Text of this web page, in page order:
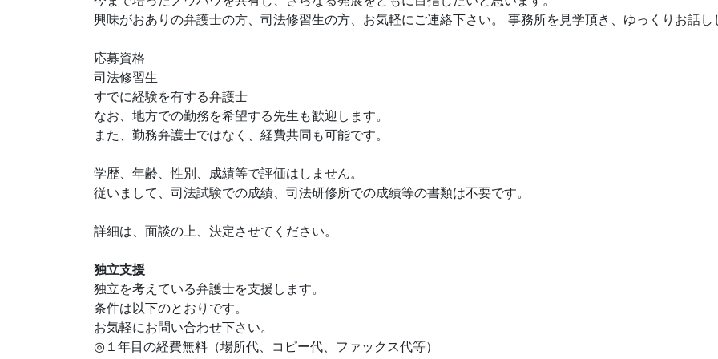
興味がおありの弁護士の方、司法修習生の方、お気軽にご連絡下さい。 事務所を見学頂き、ゆっくりお話し
応募資格
司法修習生
すでに経験を有する弁護士
なお、地方での勤務を希望する先生も歓迎します。
また、勤務弁護士ではなく、経費共同も可能です。
学歴、年齢、性別、成績等で評価はしません。
従いまして、司法試験での成績、司法研修所での成績等の書類は不要です。
詳細は、面談の上、決定させてください。
独立支援
独立を考えている弁護士を支援します。
条件は以下のとおりです。
お気軽にお問い合わせ下さい。
◎１年目の経費無料（場所代、コピー代、ファックス代等）